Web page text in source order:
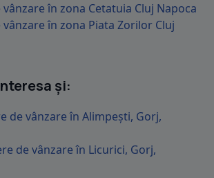
în zona Cetatuia Cluj Napoca
în zona Piata Zorilor Cluj
și:
de vânzare în Alimpești, Gorj,
de vânzare în Licurici, Gorj,